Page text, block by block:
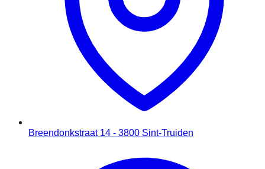
Breendonkstraat 14 - 3800 Sint-Truiden